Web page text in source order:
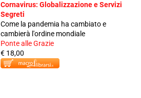
Cornavirus: Globalizzazione e Servizi
Segreti
Come la pandemia ha cambiato e
cambierà l'ordine mondiale
Ponte alle Grazie
€ 18,00